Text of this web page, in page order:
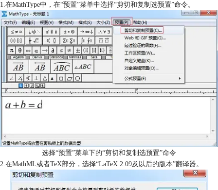
1.在MathType中，在“预置”菜单中选择“剪切和复制选预置”命令。
选择“预置”菜单下的“剪切和复制选预置”命令
2.在MathML或者TeX部分，选择“LaTeX 2.09及以后的版本”翻译器。